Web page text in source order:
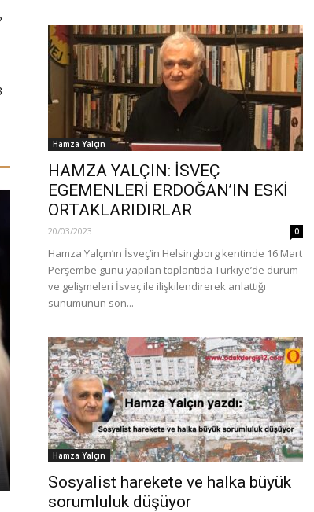
Hamza Yalçın
HAMZA YALÇIN: İSVEÇ
EGEMENLERİ ERDOĞAN’IN ESKİ
ORTAKLARIDIRLAR
20/03/2023 0
Hamza Yalçın’ın İsveç’in Helsingborg kentinde 16 Mart
Perşembe günü yapılan toplantıda Türkiye’de durum
ve gelişmeleri İsveç ile ilişkilendirerek anlattığı
sunumunun son...
Hamza Yalçın
Sosyalist harekete ve halka büyük
sorumluluk düşüyor
GÜNDEM
Gaziantep Üniversitesi Rektörü
‘büyük hizmeti anlattı: “Soyunma
Odası” tabelaları “Giyinme Odası”
olarak değiştirildi!
İcra